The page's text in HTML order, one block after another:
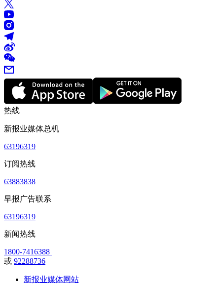
热线
新报业媒体总机
63196319
订阅热线
63883838
早报广告联系
63196319
新闻热线
1800-7416388
或 92288736
新报业媒体网站